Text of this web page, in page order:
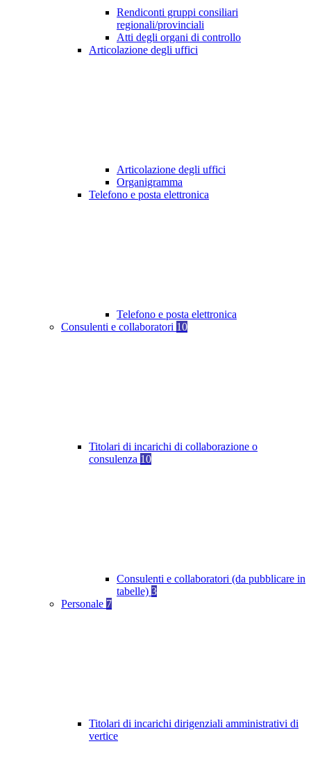
Rendiconti gruppi consiliari
regionali/provinciali
Atti degli organi di controllo
Articolazione degli uffici
Articolazione degli uffici
Organigramma
Telefono e posta elettronica
Telefono e posta elettronica
Consulenti e collaboratori 10
Titolari di incarichi di collaborazione o
consulenza 10
Consulenti e collaboratori (da pubblicare in
tabelle) 3
Personale 7
Titolari di incarichi dirigenziali amministrativi di
vertice